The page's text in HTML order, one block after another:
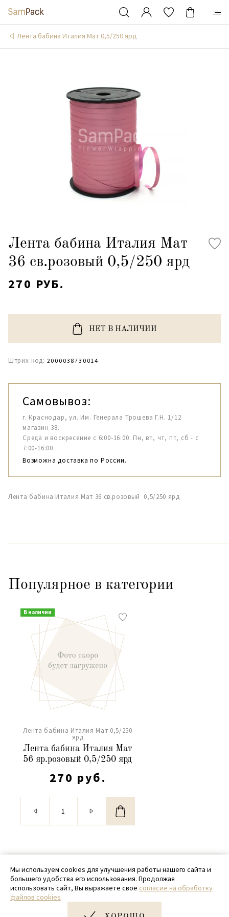
Лента бабина Италия Мат 0,5/250 ярд
Лента бабина Италия Мат
36 св.розовый 0,5/250 ярд
270 РУБ.
НЕТ В НАЛИЧИИ
Штрих-код: 2000038730014
Самовывоз:
г. Краснодар, ул. Им. Генерала Трошева Г.Н. 1/12
магазин 38.
Среда и воскресение с 6:00-16:00. Пн, вт, чт, пт, сб - с
7:00-16:00.
Возможна доставка по России.
Лента бабина Италия Мат 36 св.розовый 0,5/250 ярд
Популярное в категории
В наличии
Лента бабина Италия Мат 0,5/250
ярд
Лента бабина Италия Мат
56 яр.розовый 0,5/250 ярд
270 руб.
© 2020 - 2026 SamPack
+ 7 (918) 699-97-87
zakaz@sampack.store
Мы используем cookies для улучшения работы нашего сайта и
большего удобства его использования. Продолжая
использовать сайт, Вы выражаете своё согласие на обработку
файлов cookies